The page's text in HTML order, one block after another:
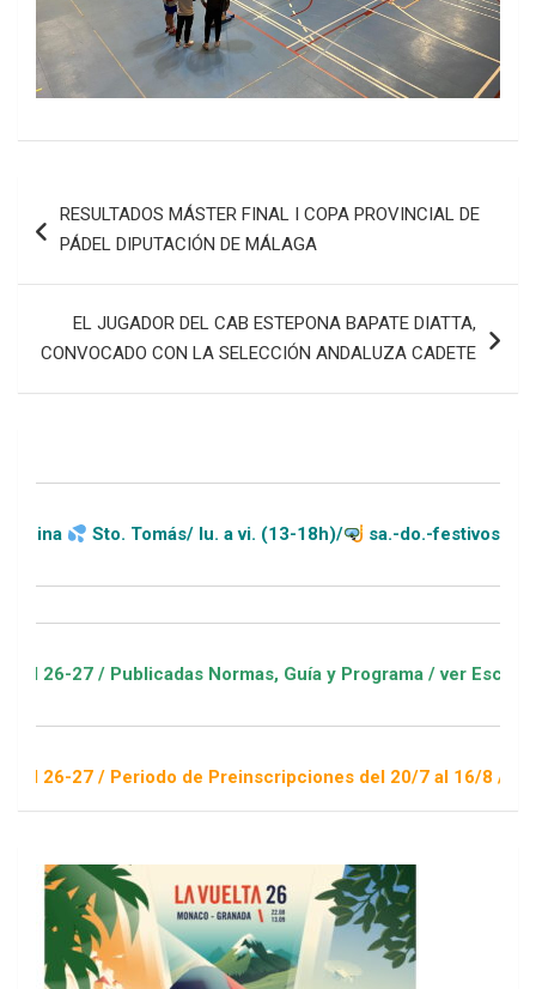
de
RESULTADOS MÁSTER FINAL I COPA PROVINCIAL DE
PÁDEL DIPUTACIÓN DE MÁLAGA
EL JUGADOR DEL CAB ESTEPONA BAPATE DIATTA,
CONVOCADO CON LA SELECCIÓN ANDALUZA CADETE
Tomás/ lu. a vi. (13-18h)/ sa.-do.-festivos (11-20h)
/ Publicadas Normas, Guía y Programa / ver Escuelas
/ Periodo de Preinscripciones del 20/7 al 16/8 / Sorteo 1 de